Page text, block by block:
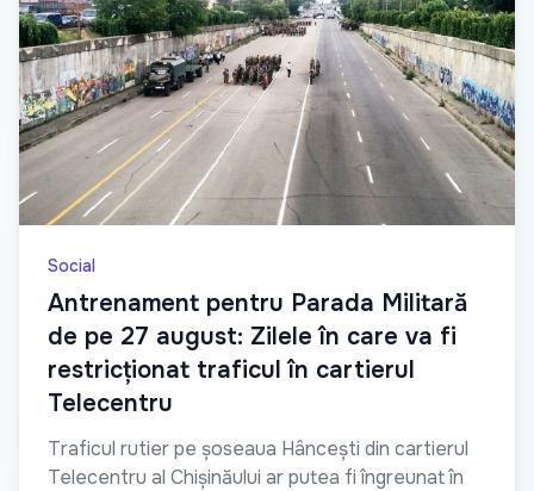
Social
Antrenament pentru Parada Militară
de pe 27 august: Zilele în care va fi
restricționat traficul în cartierul
Telecentru
Traficul rutier pe șoseaua Hâncești din cartierul
Telecentru al Chișinăului ar putea fi îngreunat în